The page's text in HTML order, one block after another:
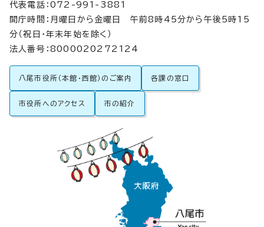
代表電話：072-991-3881
開庁時間：月曜日から金曜日 午前8時45分から午後5時15
分（祝日・年末年始を除く）
法人番号：8000020272124
八尾市役所（本館・西館）のご案内 各課の窓口
市役所へのアクセス 市の紹介